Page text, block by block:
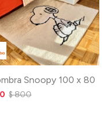
Snoopy 100 x 80
$800